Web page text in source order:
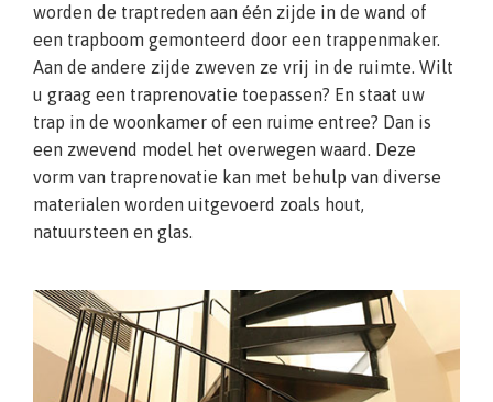
worden de traptreden aan één zijde in de wand of
een trapboom gemonteerd door een trappenmaker.
Aan de andere zijde zweven ze vrij in de ruimte. Wilt
u graag een traprenovatie toepassen? En staat uw
trap in de woonkamer of een ruime entree? Dan is
een zwevend model het overwegen waard. Deze
vorm van traprenovatie kan met behulp van diverse
materialen worden uitgevoerd zoals hout,
natuursteen en glas.